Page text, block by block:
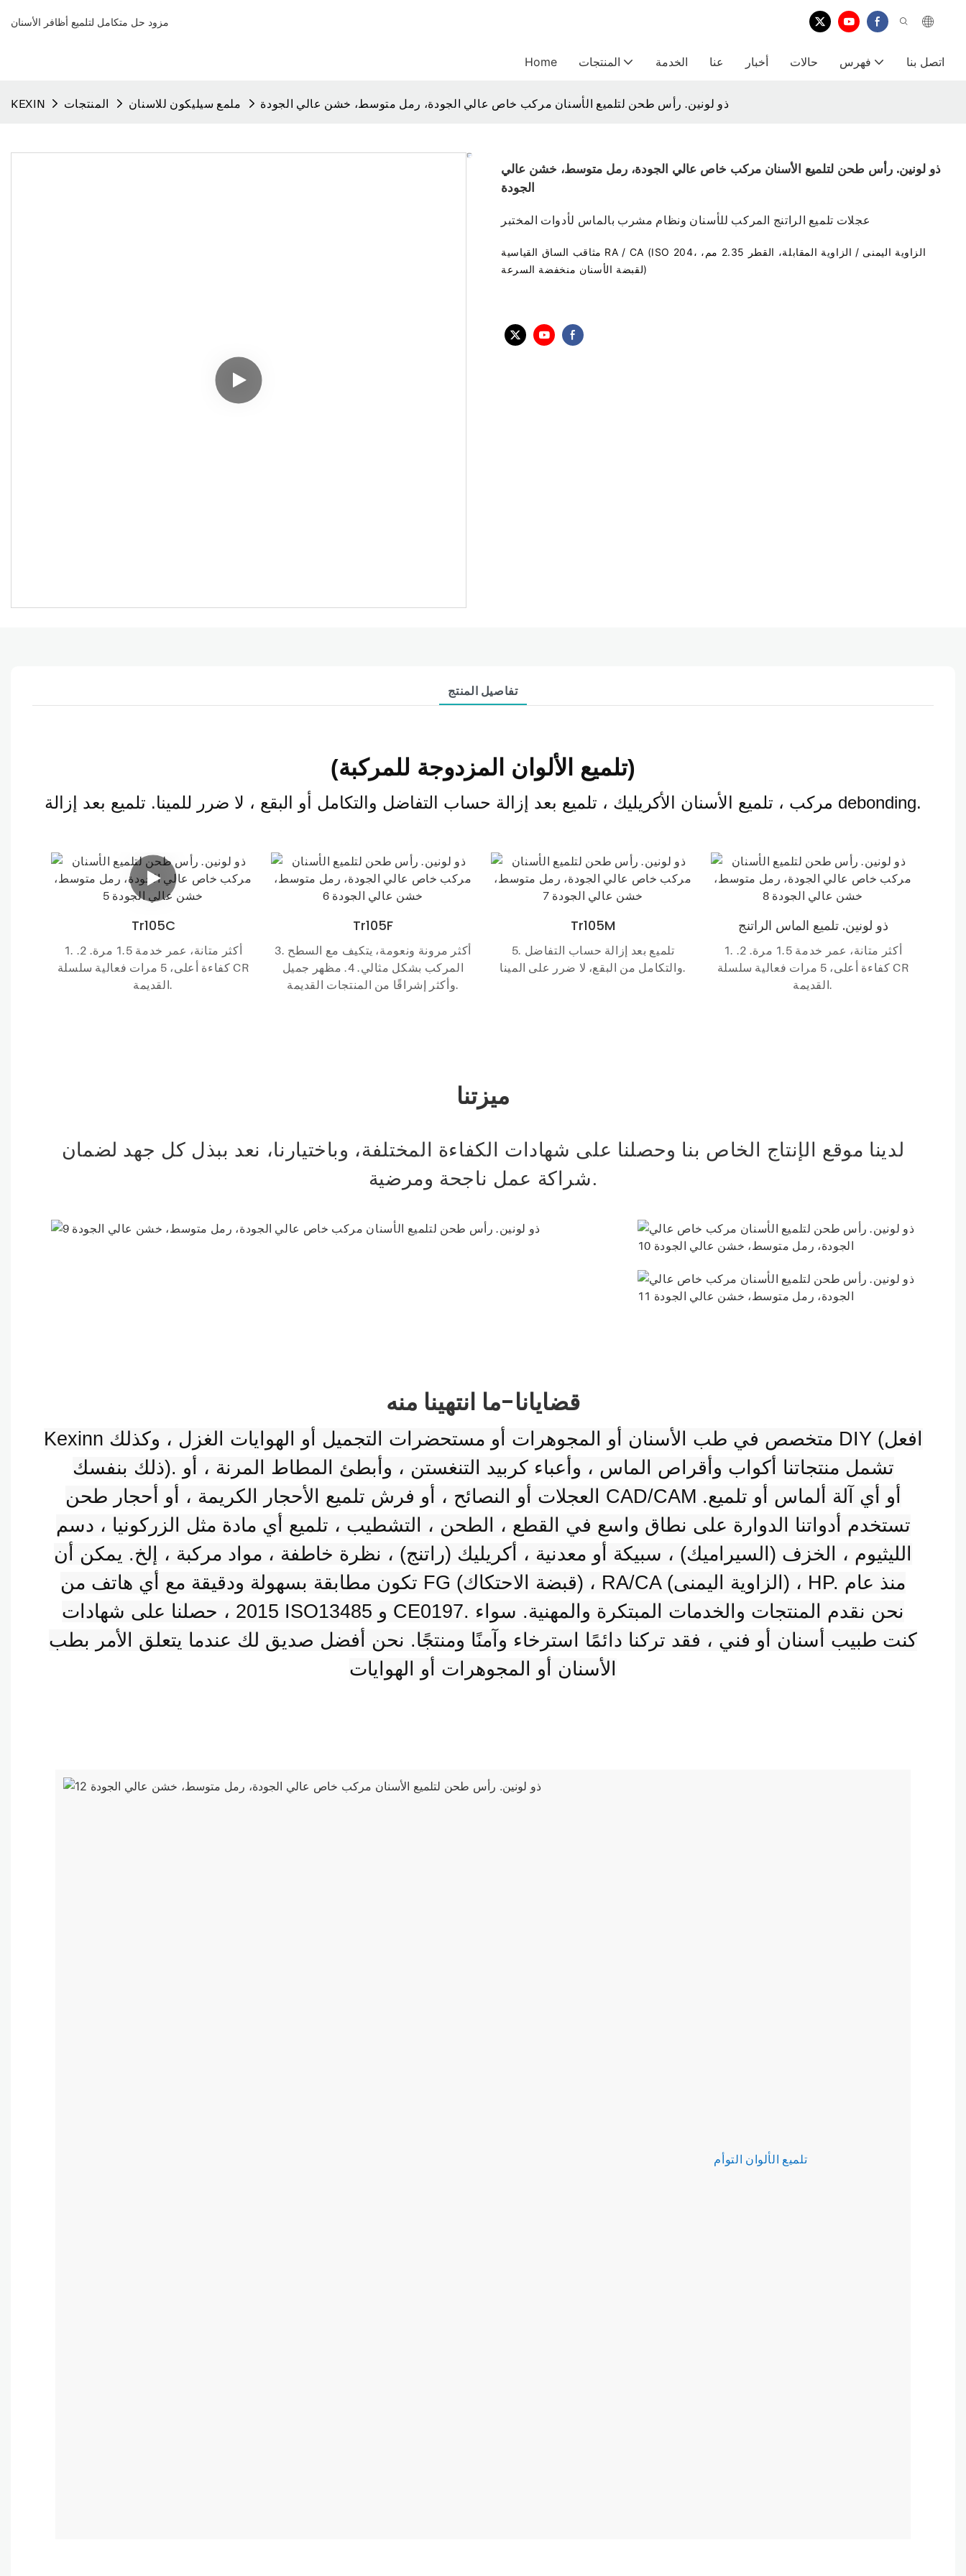
مزود حل متكامل لتلميع أظافر الأسنان
Home المنتجات الخدمة عنا أخبار حالات فهرس اتصل بنا
KEXIN المنتجات ملمع سيليكون للاسنان ذو لونين. رأس طحن لتلميع الأسنان مركب خاص عالي الجودة، رمل متوسط، خشن عالي الجودة
ذو لونين. رأس طحن لتلميع الأسنان مركب خاص عالي الجودة، رمل متوسط، خشن عالي
الجودة
عجلات تلميع الراتنج المركب للأسنان ونظام مشرب بالماس لأدوات المختبر
مثاقب الساق القياسية RA / CA (ISO 204، الزاوية اليمنى / الزاوية المقابلة، القطر 2.35 مم،
لقبضة الأسنان منخفضة السرعة)
تفاصيل المنتج
(تلميع الألوان المزدوجة للمركبة)
مركب ، تلميع الأسنان الأكريليك ، تلميع بعد إزالة حساب التفاضل والتكامل أو البقع ، لا ضرر للمينا. تلميع بعد إزالة debonding.
Tr105C
1. أكثر متانة، عمر خدمة 1.5 مرة. 2.
كفاءة أعلى، 5 مرات فعالية سلسلة CR
القديمة.
Tr105F
3. أكثر مرونة ونعومة، يتكيف مع السطح
المركب بشكل مثالي. 4. مظهر جميل
وأكثر إشراقًا من المنتجات القديمة.
Tr105M
5. تلميع بعد إزالة حساب التفاضل
والتكامل من البقع، لا ضرر على المينا.
ذو لونين. تلميع الماس الراتنج
1. أكثر متانة، عمر خدمة 1.5 مرة. 2.
كفاءة أعلى، 5 مرات فعالية سلسلة CR
القديمة.
ميزتنا
لدينا موقع الإنتاج الخاص بنا وحصلنا على شهادات الكفاءة المختلفة، وباختيارنا، نعد ببذل كل جهد لضمان
شراكة عمل ناجحة ومرضية.
قضايانا-ما انتهينا منه
Kexinn متخصص في طب الأسنان أو المجوهرات أو مستحضرات التجميل أو الهوايات الغزل ، وكذلك DIY (افعل
ذلك بنفسك). تشمل منتجاتنا أكواب وأقراص الماس ، وأعباء كربيد التنغستن ، وأبطئ المطاط المرنة ، أو
العجلات أو النصائح ، أو فرش تلميع الأحجار الكريمة ، أو أحجار طحن CAD/CAM أو أي آلة ألماس أو تلميع.
تستخدم أدواتنا الدوارة على نطاق واسع في القطع ، الطحن ، التشطيب ، تلميع أي مادة مثل الزركونيا ، دسم
الليثيوم ، الخزف (السيراميك) ، سبيكة أو معدنية ، أكريليك (راتنج) ، نظرة خاطفة ، مواد مركبة ، إلخ. يمكن أن
تكون مطابقة بسهولة ودقيقة مع أي هاتف من FG (قبضة الاحتكاك) ، RA/CA (الزاوية اليمنى) ، HP. منذ عام
2015 ، حصلنا على شهادات ISO13485 و CE0197. نحن نقدم المنتجات والخدمات المبتكرة والمهنية. سواء
كنت طبيب أسنان أو فني ، فقد تركنا دائمًا استرخاء وآمنًا ومنتجًا. نحن أفضل صديق لك عندما يتعلق الأمر بطب
الأسنان أو المجوهرات أو الهوايات
تلميع الألوان التوأم